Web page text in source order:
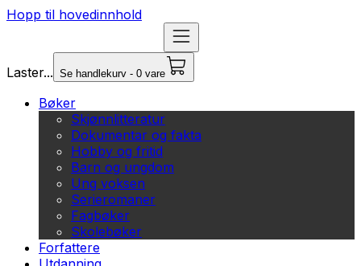
Hopp til hovedinnhold
Laster... Se handlekurv - 0 vare
Bøker
Skjønnlitteratur
Dokumentar og fakta
Hobby og fritid
Barn og ungdom
Ung voksen
Serieromaner
Fagbøker
Skolebøker
Forfattere